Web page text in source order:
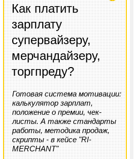
Как платить
зарплату
супервайзеру,
мерчандайзеру,
торгпреду?
Готовая система мотивации:
калькулятор зарплат,
положение о премии, чек-
листы. А также стандарты
работы, методика продаж,
скрипты - в кейсе "RI-
MERCHANT"